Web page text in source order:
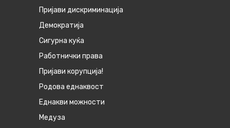
Пријави дискриминација
Демократија
Сигурна куќа
Работнички права
Пријави корупција!
Родова еднаквост
Eднакви можности
Медуза